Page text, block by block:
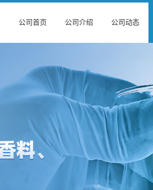
公司首页 公司介绍 公司动态